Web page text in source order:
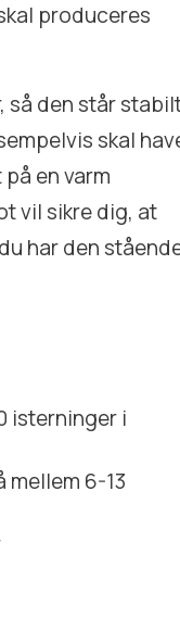
produceres
så den står
skal
en varm
vil sikre dig, at
har den
isterninger i
mellem 6-13